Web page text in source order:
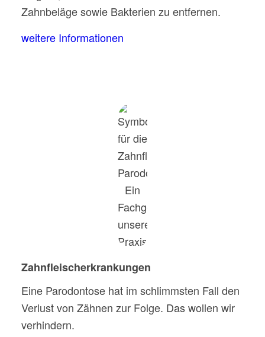
Zahnbeläge sowie Bakterien zu entfernen.
weitere Informationen
Zahnfleischerkrankungen
Eine Parodontose hat im schlimmsten Fall den
Verlust von Zähnen zur Folge. Das wollen wir
verhindern.